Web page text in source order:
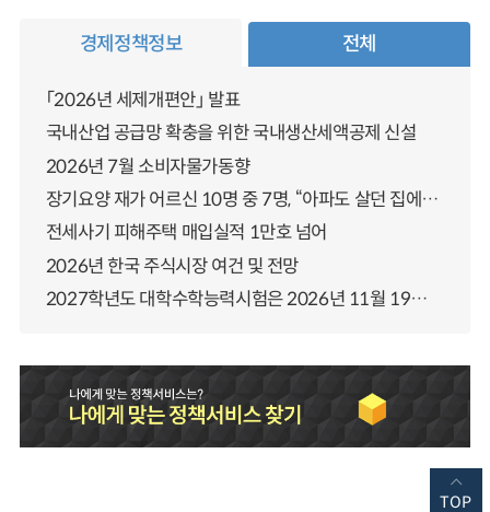
경제정책정보 전체
「2026년 세제개편안」 발표
국내산업 공급망 확충을 위한 국내생산세액공제 신설
2026년 7월 소비자물가동향
장기요양 재가 어르신 10명 중 7명, “아파도 살던 집에서 살겠다” 「2025년 장기요양실태조사」 결과 발표
전세사기 피해주택 매입실적 1만호 넘어
2026년 한국 주식시장 여건 및 전망
2027학년도 대학수학능력시험은 2026년 11월 19일(목)에 시행됩니다
TOP